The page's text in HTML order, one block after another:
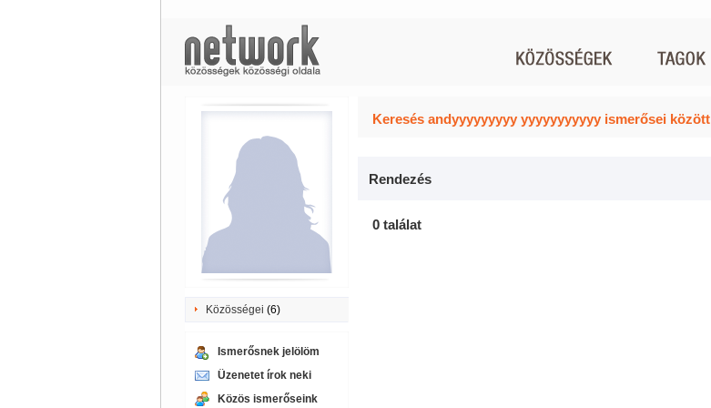
Közösségei (6)
Ismerősnek jelölöm
Üzenetet írok neki
Közös ismerőseink
Keresés andyyyyyyyyy yyyyyyyyyyy ismerősei között
Rendezés
0 találat